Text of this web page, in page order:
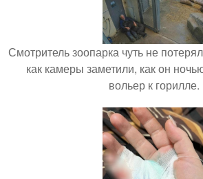
Смотритель зоопарка чуть не
как камеры заметили, как он
вольер к горилле.